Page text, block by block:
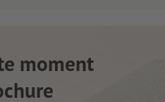
van appelresten